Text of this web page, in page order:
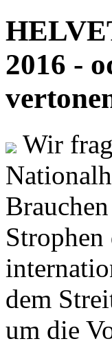
2016 -
Wir
dem
um die